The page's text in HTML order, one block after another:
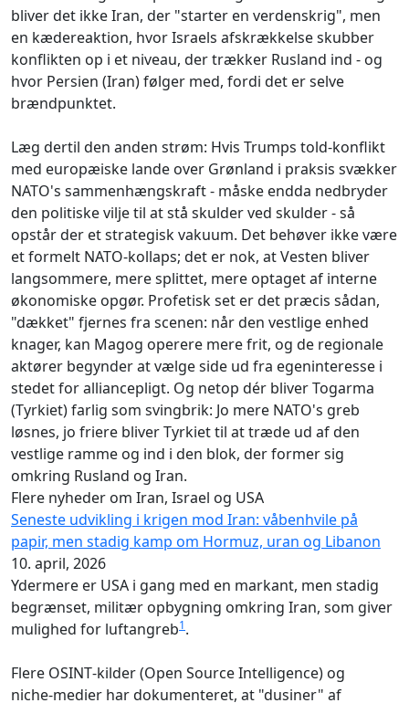
bliver det ikke Iran, der "starter en verdenskrig", men
en kædereaktion, hvor Israels afskrækkelse skubber
konflikten op i et niveau, der trækker Rusland ind - og
hvor Persien (Iran) følger med, fordi det er selve
brændpunktet.
Læg dertil den anden strøm: Hvis Trumps told-konflikt
med europæiske lande over Grønland i praksis svækker
NATO's sammenhængskraft - måske endda nedbryder
den politiske vilje til at stå skulder ved skulder - så
opstår der et strategisk vakuum. Det behøver ikke være
et formelt NATO-kollaps; det er nok, at Vesten bliver
langsommere, mere splittet, mere optaget af interne
økonomiske opgør. Profetisk set er det præcis sådan,
"dækket" fjernes fra scenen: når den vestlige enhed
knager, kan Magog operere mere frit, og de regionale
aktører begynder at vælge side ud fra egeninteresse i
stedet for alliancepligt. Og netop dér bliver Togarma
(Tyrkiet) farlig som svingbrik: Jo mere NATO's greb
løsnes, jo friere bliver Tyrkiet til at træde ud af den
vestlige ramme og ind i den blok, der former sig
omkring Rusland og Iran.
Flere nyheder om Iran, Israel og USA
Seneste udvikling i krigen mod Iran: våbenhvile på
papir, men stadig kamp om Hormuz, uran og Libanon
10. april, 2026
Ydermere er USA i gang med en markant, men stadig
begrænset, militær opbygning omkring Iran, som giver
mulighed for luftangreb1.
Flere OSINT‑kilder (Open Source Intelligence) og
niche‑medier har dokumenteret, at "dusiner" af